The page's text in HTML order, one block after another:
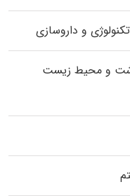
و داروسازی
و محیط زیست